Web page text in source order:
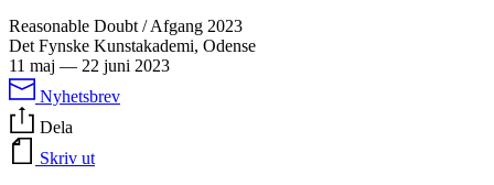
Reasonable Doubt / Afgang 2023
Det Fynske Kunstakademi, Odense
11 maj — 22 juni 2023
Nyhetsbrev
Dela
Skriv ut